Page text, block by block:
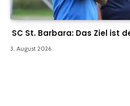
SC St. Barbara: Das Ziel ist
3. August 2026